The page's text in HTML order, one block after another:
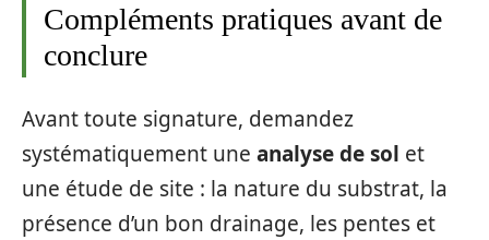
Compléments pratiques avant de
conclure
Avant toute signature, demandez
systématiquement une analyse de sol et
une étude de site : la nature du substrat, la
présence d’un bon drainage, les pentes et